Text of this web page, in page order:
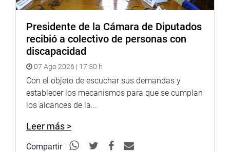
«Nuestros hermanos chalacos y el país merecen una
rápida y exhaustiva investigación», aseguró el
representante de Podemos Perú al término de su
inspección a la zona del desastre ambiental
conjutamente con sus colegas Ernesto Bustamante (FP),
Patricia Juárez (FP), Norma Yarrow (Avanza País),
Adriana Tudela (Avanza País) y Édgar Tello (Perú Libre).
Presidente de la Cámara de Diputados
recibió a colectivo de personas con
discapacidad
07 Ago 2026 | 17:50 h
Con el objeto de escuchar sus demandas y
establecer los mecanismos para que se cumplan
los alcances de la...
Leer más >
Compartir